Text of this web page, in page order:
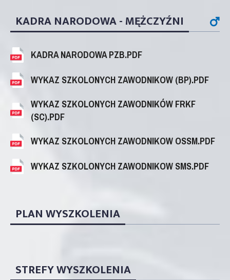
KADRA NARODOWA - MĘŻCZYŹNI
KADRA NARODOWA PZB.PDF
WYKAZ SZKOLONYCH ZAWODNIKOW (BP).PDF
WYKAZ SZKOLONYCH ZAWODNIKÓW FRKF
(SC).PDF
WYKAZ SZKOLONYCH ZAWODNIKOW OSSM.PDF
WYKAZ SZKOLONYCH ZAWODNIKOW SMS.PDF
PLAN WYSZKOLENIA
STREFY WYSZKOLENIA